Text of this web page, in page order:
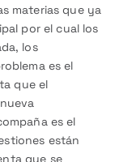
materias que ya
por el cual los
los
es el
que el
es el
están
que se